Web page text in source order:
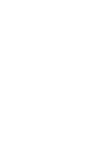
Lyceum – LY